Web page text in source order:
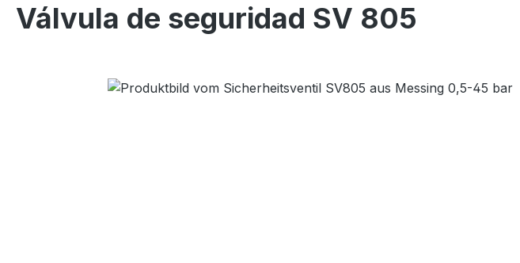
Válvula de seguridad SV 805
Omitir galería de imágenes